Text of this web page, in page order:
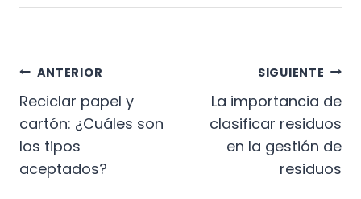
Navegación
De
Entradas
ANTERIOR
Reciclar papel y
cartón: ¿Cuáles son
los tipos
aceptados?
SIGUIENTE
La importancia de
clasificar residuos
en la gestión de
residuos